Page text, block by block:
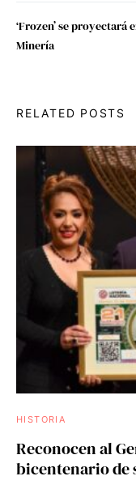
‘Frozen’ se
Minería
RELATED POSTS
HISTORIA
Reconocen al
bicentenario de